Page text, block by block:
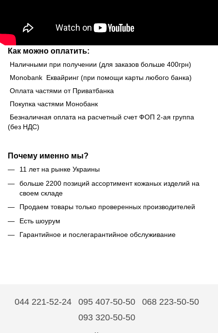
Как можно оплатить:
Наличными при получении (для заказов больше 400грн)
Monobank Еквайринг (при помощи карты любого банка)
Оплата частями от Приватбанка
Покупка частями Монобанк
Безналичная оплата на расчетный счет ФОП 2-ая группа
(без НДС)
Почему именно мы?
11 лет на рынке Украины
больше 2200 позиций ассортимент кожаных изделий на
своем складе
Продаем товары только проверенных производителей
Есть шоурум
Гарантийное и послегарантийное обслуживание
044 221-52-24 095 407-50-50
068 223-50-50
093 320-50-50